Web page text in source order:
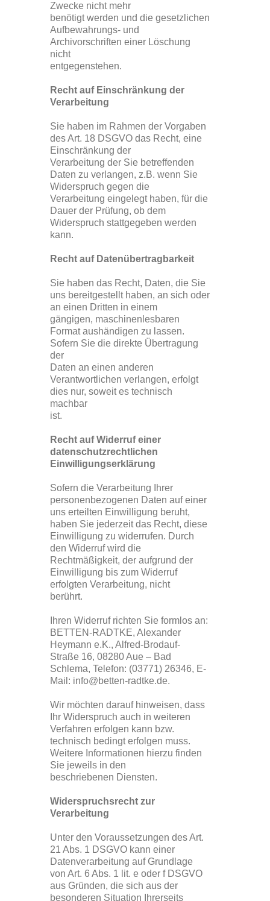
Zwecke nicht mehr
benötigt werden und die gesetzlichen
Aufbewahrungs- und
Archivorschriften einer Löschung
nicht
entgegenstehen.
Recht auf Einschränkung der
Verarbeitung
Sie haben im Rahmen der Vorgaben
des Art. 18 DSGVO das Recht, eine
Einschränkung der
Verarbeitung der Sie betreffenden
Daten zu verlangen, z.B. wenn Sie
Widerspruch gegen die
Verarbeitung eingelegt haben, für die
Dauer der Prüfung, ob dem
Widerspruch stattgegeben werden
kann.
Recht auf Datenübertragbarkeit
Sie haben das Recht, Daten, die Sie
uns bereitgestellt haben, an sich oder
an einen Dritten in einem
gängigen, maschinenlesbaren
Format aushändigen zu lassen.
Sofern Sie die direkte Übertragung
der
Daten an einen anderen
Verantwortlichen verlangen, erfolgt
dies nur, soweit es technisch
machbar
ist.
Recht auf Widerruf einer
datenschutzrechtlichen
Einwilligungserklärung
Sofern die Verarbeitung Ihrer
personenbezogenen Daten auf einer
uns erteilten Einwilligung beruht,
haben Sie jederzeit das Recht, diese
Einwilligung zu widerrufen. Durch
den Widerruf wird die
Rechtmäßigkeit, der aufgrund der
Einwilligung bis zum Widerruf
erfolgten Verarbeitung, nicht
berührt.
Ihren Widerruf richten Sie formlos an:
BETTEN-RADTKE, Alexander
Heymann e.K., Alfred-Brodauf-
Straße 16, 08280 Aue – Bad
Schlema, Telefon: (03771) 26346, E-
Mail: info@betten-radtke.de.
Wir möchten darauf hinweisen, dass
Ihr Widerspruch auch in weiteren
Verfahren erfolgen kann bzw.
technisch bedingt erfolgen muss.
Weitere Informationen hierzu finden
Sie jeweils in den
beschriebenen Diensten.
Widerspruchsrecht zur
Verarbeitung
Unter den Voraussetzungen des Art.
21 Abs. 1 DSGVO kann einer
Datenverarbeitung auf Grundlage
von Art. 6 Abs. 1 lit. e oder f DSGVO
aus Gründen, die sich aus der
besonderen Situation Ihrerseits